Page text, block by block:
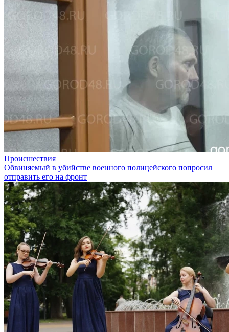
Происшествия
Обвиняемый в убийстве военного полицейского попросил
отправить его на фронт